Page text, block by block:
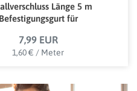
Länge 5 m
Befestigungsgurt für
7,99 EUR
1,60 € / Meter